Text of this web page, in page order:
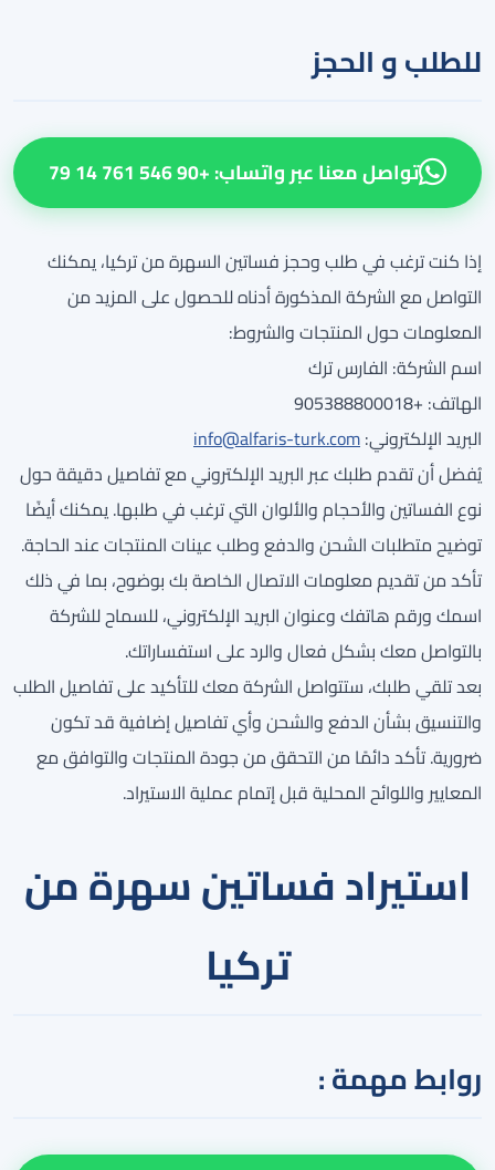
للطلب و الحجز
تواصل معنا عبر واتساب: +90 546 761 14 79
إذا كنت ترغب في طلب وحجز فساتين السهرة من تركيا، يمكنك
التواصل مع الشركة المذكورة أدناه للحصول على المزيد من
المعلومات حول المنتجات والشروط:
اسم الشركة: الفارس ترك
الهاتف: +905388800018
البريد الإلكتروني:info@alfaris-turk.com
يُفضل أن تقدم طلبك عبر البريد الإلكتروني مع تفاصيل دقيقة حول
نوع الفساتين والأحجام والألوان التي ترغب في طلبها. يمكنك أيضًا
توضيح متطلبات الشحن والدفع وطلب عينات المنتجات عند الحاجة.
تأكد من تقديم معلومات الاتصال الخاصة بك بوضوح، بما في ذلك
اسمك ورقم هاتفك وعنوان البريد الإلكتروني، للسماح للشركة
بالتواصل معك بشكل فعال والرد على استفساراتك.
بعد تلقي طلبك، ستتواصل الشركة معك للتأكيد على تفاصيل الطلب
والتنسيق بشأن الدفع والشحن وأي تفاصيل إضافية قد تكون
ضرورية. تأكد دائمًا من التحقق من جودة المنتجات والتوافق مع
المعايير واللوائح المحلية قبل إتمام عملية الاستيراد.
استيراد فساتين سهرة من
تركيا
روابط مهمة :